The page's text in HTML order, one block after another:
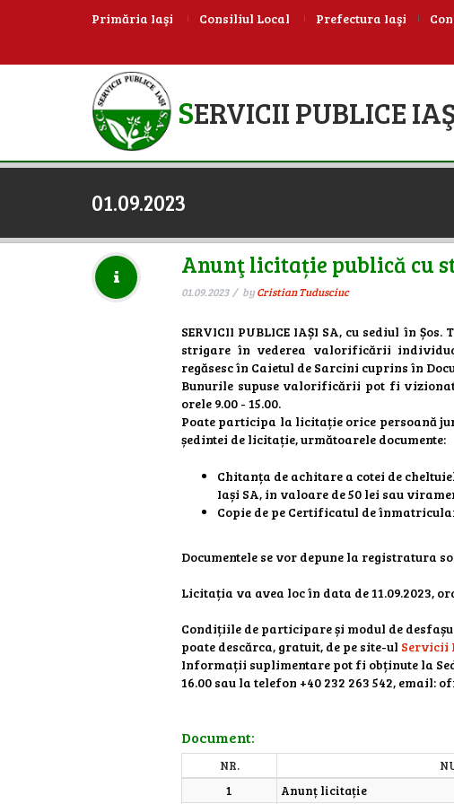
Primăria Iaşi Consiliul Local Prefectura Iaşi
SERVICII PUBLICE
01.09.2023
Anunţ licitație publică cu
01.09.2023 byCristian Tudusciuc
SERVICII PUBLICE IAȘI SA, cu sediul în
strigare în vederea valorificării
regăsesc în Caietul de Sarcini cuprins în
Bunurile supuse valorificării pot fi
orele 9.00 - 15.00.
Poate participa la licitație orice persoană
ședintei de licitație, următoarele documente:
Chitanța de achitare a cotei de
Iași SA, in valoare de 50 lei sau
Copie de pe Certificatul de
Documentele se vor depune la registratura
Licitația va avea loc în data de 11.09.2023,
Condițiile de participare și modul de
poate descărca, gratuit, de pe site-ul Servicii
Informații suplimentare pot fi obținute la
16.00 sau la telefon +40 232 263 542, email:
Document:
NR.
1
Anunț licitație